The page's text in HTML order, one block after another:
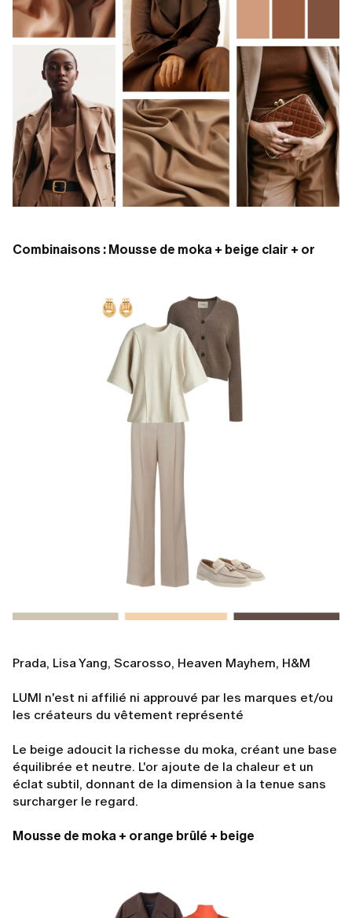
Combinaisons : Mousse de moka + beige clair + or
Prada, Lisa Yang, Scarosso, Heaven Mayhem, H&M
LUMI n'est ni affilié ni approuvé par les marques et/ou
les créateurs du vêtement représenté
Le beige adoucit la richesse du moka, créant une base
équilibrée et neutre. L'or ajoute de la chaleur et un
éclat subtil, donnant de la dimension à la tenue sans
surcharger le regard.
Mousse de moka + orange brûlé + beige